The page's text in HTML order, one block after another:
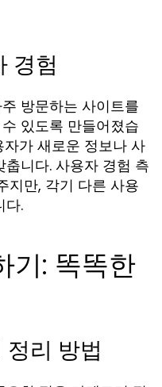
경험
방문하는 사이트를
있도록 만들어졌습
가 새로운 정보나 사
니다. 사용자 경험 측
지만, 각기 다른 사용
다.
기: 똑똑한
리 방법